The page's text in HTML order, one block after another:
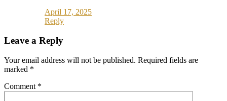
April 17, 2025
Reply
Leave a Reply
Your email address will not be published. Required fields are
marked *
Comment *